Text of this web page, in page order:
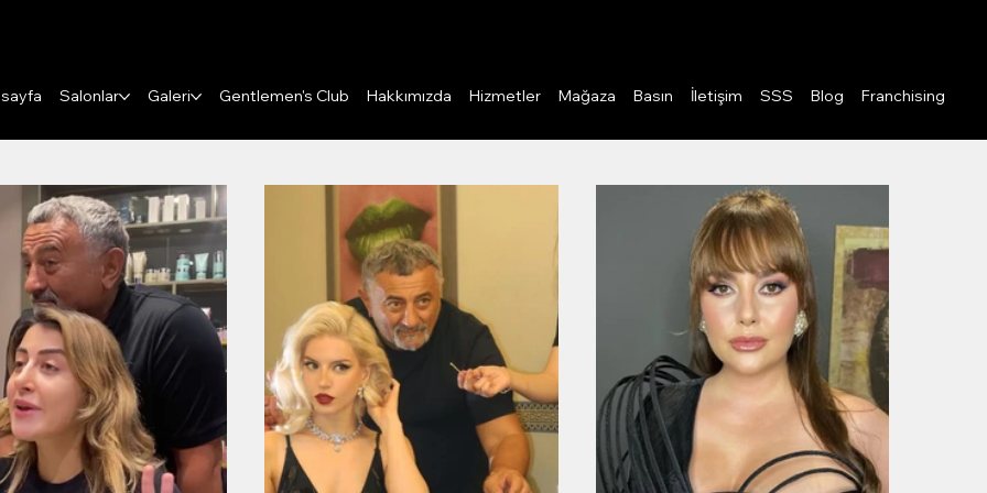
Salonlar Galeri Gentlemen's Club Hakkımızda Hizmetler Mağaza Basın İletişim SSS Blog Franchising